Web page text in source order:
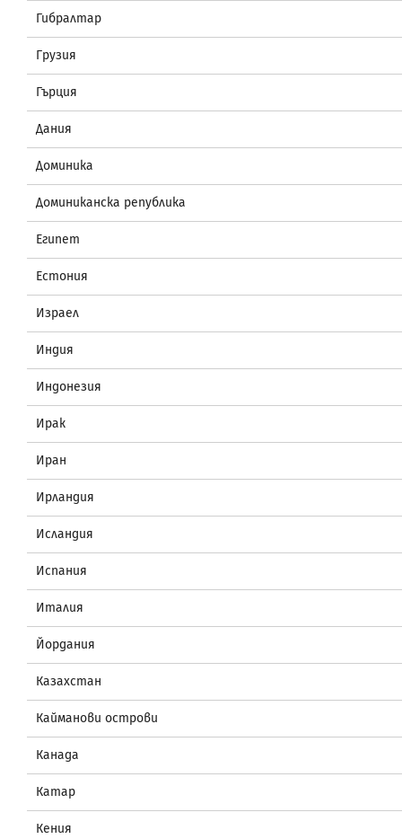
Гибралтар
Грузия
Гърция
Дания
Доминика
Доминиканска република
Египет
Естония
Израел
Индия
Индонезия
Ирак
Иран
Ирландия
Исландия
Испания
Италия
Йордания
Казахстан
Кайманови острови
Канада
Катар
Кения